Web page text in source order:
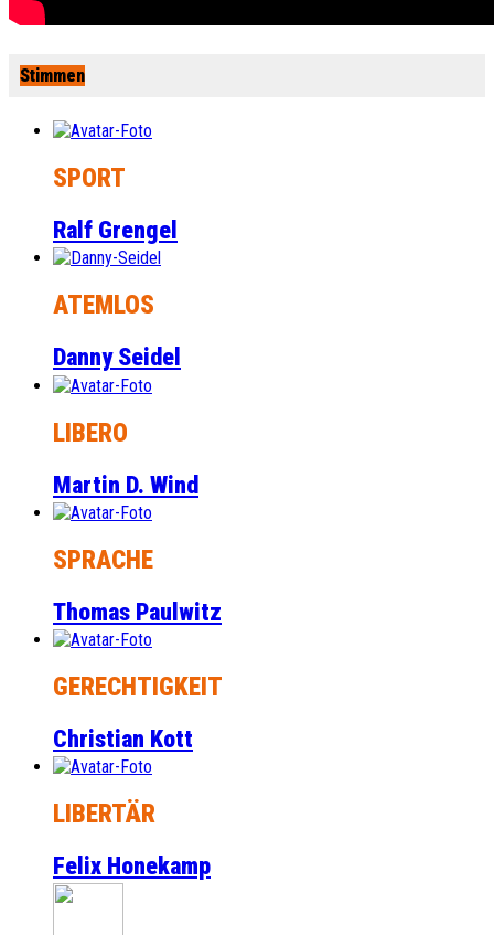
Stimmen
SPORT
Ralf Grengel
ATEMLOS
Danny Seidel
LIBERO
Martin D. Wind
SPRACHE
Thomas Paulwitz
GERECHTIGKEIT
Christian Kott
LIBERTÄR
Felix Honekamp